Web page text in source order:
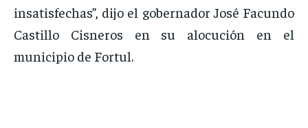
insatisfechas”, dijo el gobernador José Facundo
Castillo Cisneros en su alocución en el
municipio de Fortul.